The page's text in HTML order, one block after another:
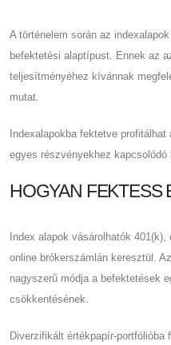
A történelem során az
befektetési alaptípust. Ennek az
teljesítményéhez kívánnak
mutat.
Indexalapokba fektetve
egyes részvényekhez kapcsolódó
HOGYAN FEKTESS
Index alapok vásárolhatók
online brókerszámlán keresztül.
nagyszerű módja a befektetések
csökkentésének.
Diverzifikált értékpapír-